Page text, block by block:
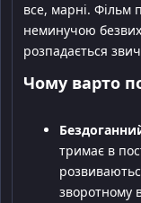
все, марні. Фільм
неминучою
розпадається
Чому варто
тримає в
зворотному